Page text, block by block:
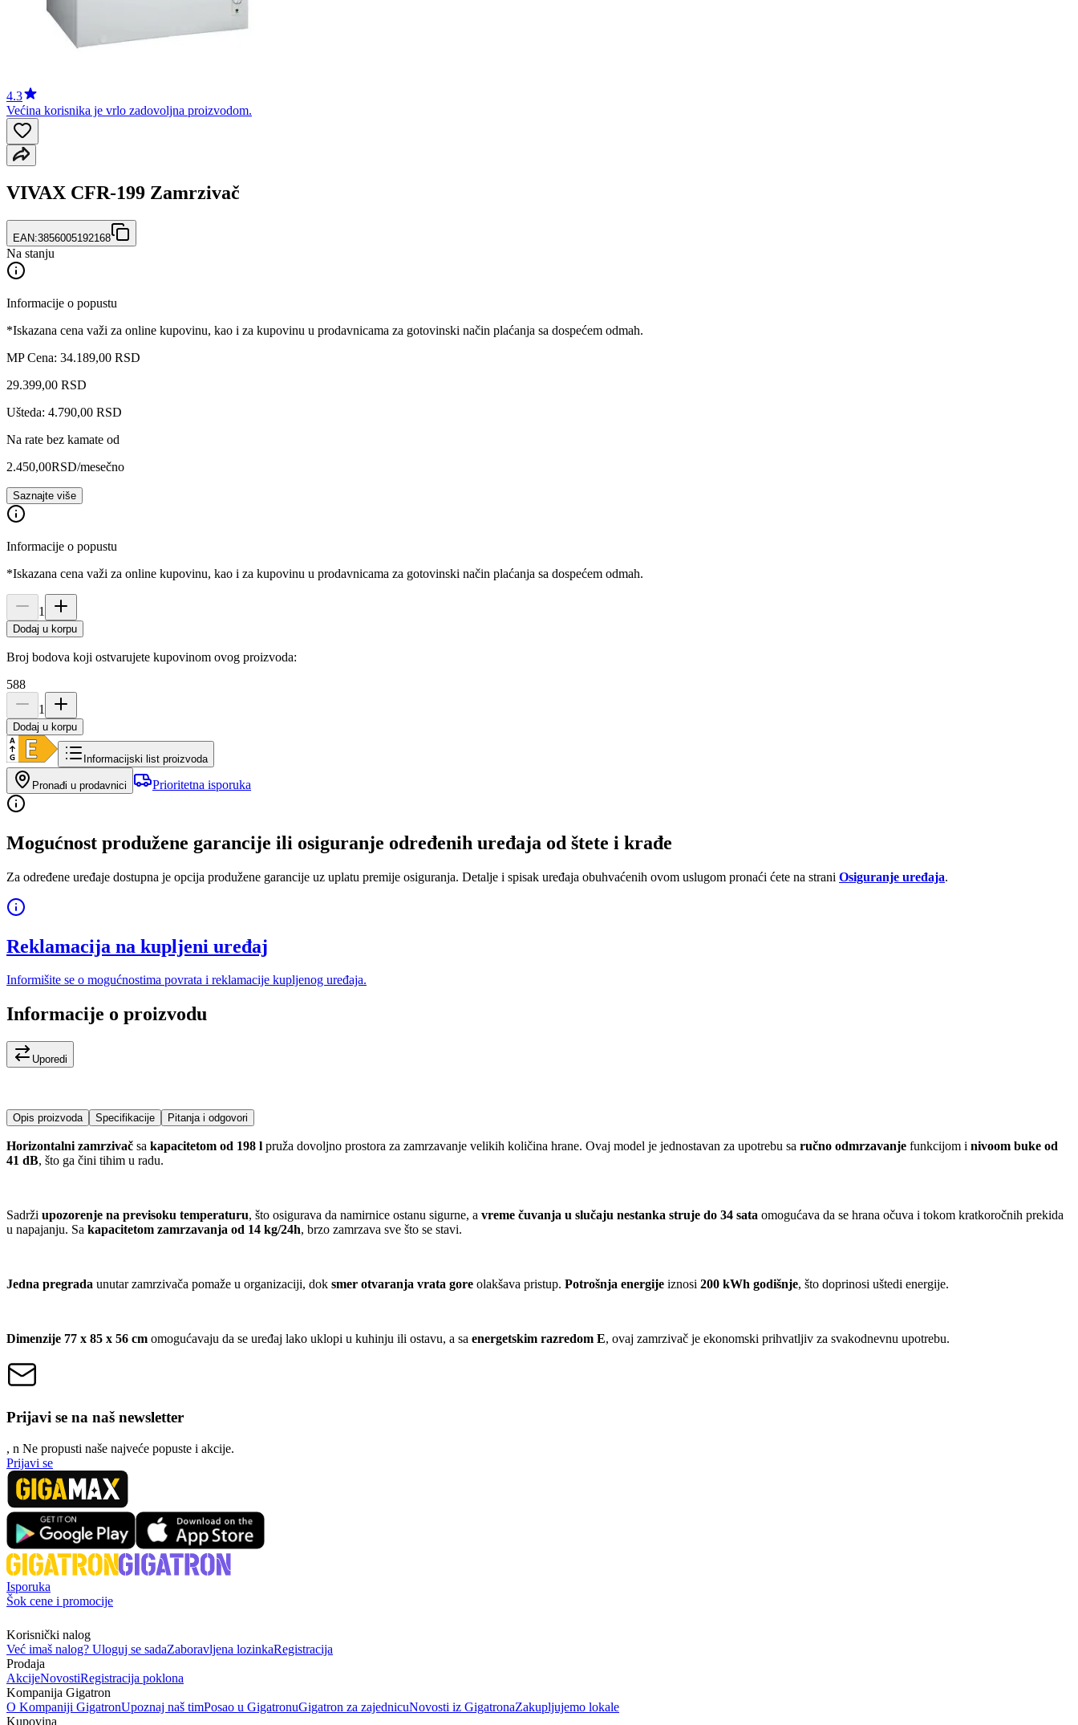
4.3
Većina korisnika je vrlo zadovoljna proizvodom.
VIVAX CFR-199 Zamrzivač
EAN:3856005192168
Na stanju
Informacije o popustu
*Iskazana cena važi za online kupovinu, kao i za kupovinu u prodavnicama za gotovinski način plaćanja sa dospećem odmah.
MP Cena: 34.189,00 RSD
29.399,00 RSD
Ušteda: 4.790,00 RSD
Na rate bez kamate od
2.450,00RSD/mesečno
Saznajte više
Informacije o popustu
*Iskazana cena važi za online kupovinu, kao i za kupovinu u prodavnicama za gotovinski način plaćanja sa dospećem odmah.
1
Dodaj u korpu
Broj bodova koji ostvarujete kupovinom ovog proizvoda:
588
1
Dodaj u korpu
Informacijski list proizvoda
Pronađi u prodavnici Prioritetna isporuka
Mogućnost produžene garancije ili osiguranje određenih uređaja od štete i krađe
Za određene uređaje dostupna je opcija produžene garancije uz uplatu premije osiguranja. Detalje i spisak uređaja obuhvaćenih ovom uslugom pronaći ćete na strani Osiguranje uređaja.
Reklamacija na kupljeni uređaj
Informišite se o mogućnostima povrata i reklamacije kupljenog uređaja.
Informacije o proizvodu
Uporedi
Opis proizvoda Specifikacije Pitanja i odgovori
Horizontalni zamrzivač sa kapacitetom od 198 l pruža dovoljno prostora za zamrzavanje velikih količina hrane. Ovaj model je jednostavan za upotrebu sa ručno odmrzavanje funkcijom i nivoom buke od
41 dB, što ga čini tihim u radu.
Sadrži upozorenje na previsoku temperaturu, što osigurava da namirnice ostanu sigurne, a vreme čuvanja u slučaju nestanka struje do 34 sata omogućava da se hrana očuva i tokom kratkoročnih prekida
u napajanju. Sa kapacitetom zamrzavanja od 14 kg/24h, brzo zamrzava sve što se stavi.
Jedna pregrada unutar zamrzivača pomaže u organizaciji, dok smer otvaranja vrata gore olakšava pristup. Potrošnja energije iznosi 200 kWh godišnje, što doprinosi uštedi energije.
Dimenzije 77 x 85 x 56 cm omogućavaju da se uređaj lako uklopi u kuhinju ili ostavu, a sa energetskim razredom E, ovaj zamrzivač je ekonomski prihvatljiv za svakodnevnu upotrebu.
Prijavi se na naš newsletter
, n Ne propusti naše najveće popuste i akcije.
Prijavi se
Isporuka
Šok cene i promocije
Korisnički nalog
Već imaš nalog? Uloguj se sadaZaboravljena lozinkaRegistracija
Prodaja
AkcijeNovostiRegistracija poklona
Kompanija Gigatron
O Kompaniji GigatronUpoznaj naš timPosao u GigatronuGigatron za zajednicuNovosti iz GigatronaZakupljujemo lokale
Kupovina